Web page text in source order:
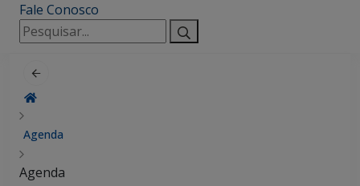
Fale Conosco
Pesquisar
por:
Agenda
Agenda